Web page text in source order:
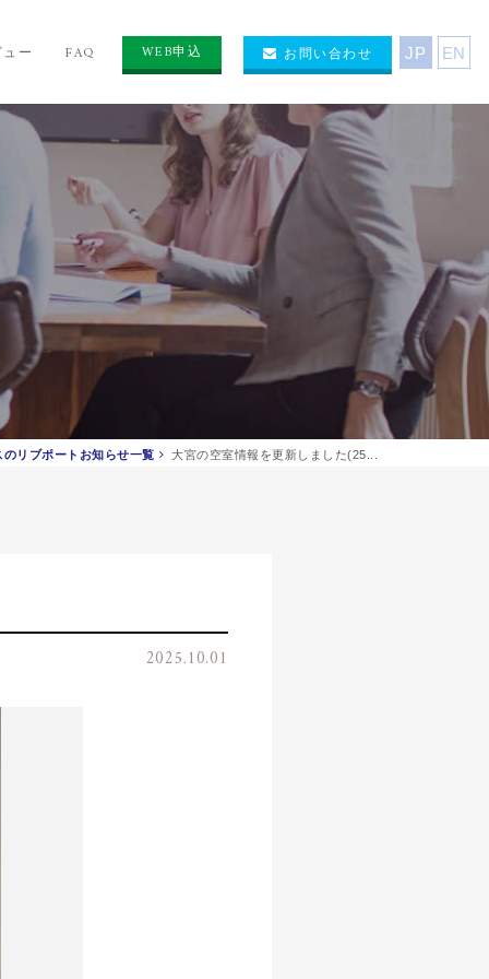
ー FAQ WEB申込 お問い合わせ JP EN
リブポートお知らせ一覧 大宮の空室情報を更新しました(25...
2025.10.01